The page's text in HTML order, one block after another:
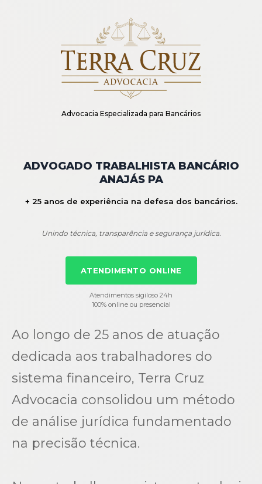
Advocacia Especializada para Bancários
ADVOGADO TRABALHISTA BANCÁRIO
ANAJÁS PA
+ 25 anos de experiência na defesa dos bancários.
Unindo técnica, transparência e segurança jurídica.
ATENDIMENTO ONLINE
Atendimentos sigiloso 24h
100% online ou presencial
Ao longo de 25 anos de atuação
dedicada aos trabalhadores do
sistema financeiro, Terra Cruz
Advocacia consolidou um método
de análise jurídica fundamentado
na precisão técnica.